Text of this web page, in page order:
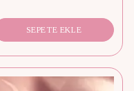
SEPETE EKLE